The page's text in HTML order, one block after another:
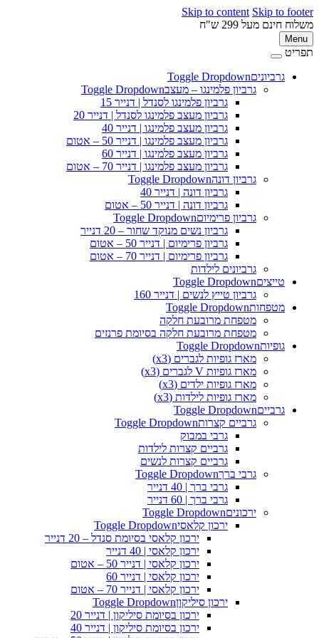
Skip to content Skip to
מעל 299 ש"ח
גרביוניםToggle Dropdown
גרביון פלמינגו – מעצבToggle Dropdown
גרביון פלמינגו לסנדל | דנייר 15
גרביון מעצב פלמינגו לסנדל | דנייר 20
גרביון מעצב פלמינגו | דנייר 40
גרביון מעצב פלמינגו | דנייר 50 – אטום
גרביון מעצב פלמינגו | דנייר 60
גרביון מעצב פלמינגו | דנייר 70 – אטום
גרביון דונהToggle Dropdown
גרביון דונה | דנייר 40
גרביון דונה | דנייר 50 – אטום
גרביון פרימיוםToggle Dropdown
גרביון נשים מנוקד שחור – 20 דנייר
גרביון פרימיום | דנייר 50 – אטום
גרביון פרימיום | דנייר 70 – אטום
גרביונים לילדות
טייצים Toggle Dropdown
גרביון טייץ לנשים | דנייר 160
מטפחותToggle Dropdown
מטפחת מרובעת חלקה
מטפחת מרובעת חלקה בסיומת פרנזים
גופיות
Toggle Dropdown
מארז גופיות לגברים (x3)
מארז גופיות V לגברים (x3)
מארז גופיות ילדים (x3)
מארז גופיות לילדות (x3)
גרביים Toggle Dropdown
גרביים קצרות Toggle Dropdown
גרבי במבוק
גרביים קצרות לילדות
גרביים קצרות לנשים
גרבי ברךToggle Dropdown
גרבי ברך | 40 דנייר
גרבי ברך | 60 דנייר
ירכוניםToggle Dropdown
ירכון קלאסי Toggle Dropdown
ירכון קלאסי בסיומת סנדל – 20 דנייר
ירכון קלאסי | 40 דנייר
ירכון קלאסי | דנייר 50 – אטום
ירכון קלאסי | דנייר 60
ירכון קלאסי | דנייר 70 – אטום
ירכון סיליקוןToggle Dropdown
ירכון בסיומת סיליקון | דנייר 20
ירכון בסיומת סיליקון | דנייר 40